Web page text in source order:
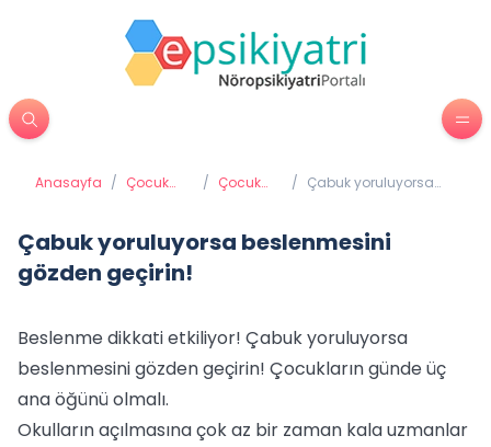
Anasayfa / Çocuk
/ Çocuk
/ Çabuk yoruluyorsa
Çabuk yoruluyorsa beslenmesini
gözden geçirin!
Beslenme dikkati etkiliyor! Çabuk yoruluyorsa
beslenmesini gözden geçirin! Çocukların günde üç
ana öğünü olmalı.
Okulların açılmasına çok az bir zaman kala uzmanlar